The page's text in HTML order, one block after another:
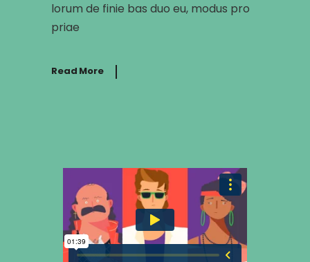
lorum de finie bas duo eu, modus pro
priae
Read More